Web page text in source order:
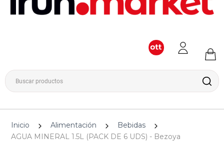
Inicio Alimentación
Bebidas
AGUA MINERAL 1.5L (PACK DE 6 UDS) - Bezoya